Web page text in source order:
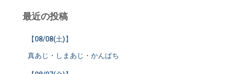
最近の投稿
【08/08(土)】
真あじ・しまあじ・かんぱち